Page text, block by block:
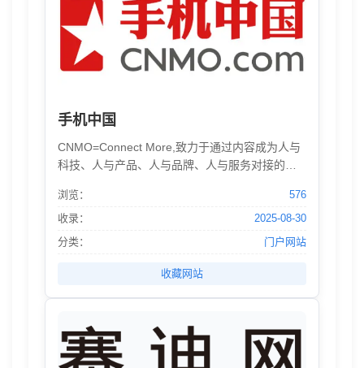
果
-
分
类
录
手机中国
CNMO=Connect More,致力于通过内容成为人与
科技、人与产品、人与品牌、人与服务对接的桥
解读和适配,引领用户畅享科技带来的美好生活!
浏览：
576
收录：
2025-08-30
分类：
门户网站
收藏网站